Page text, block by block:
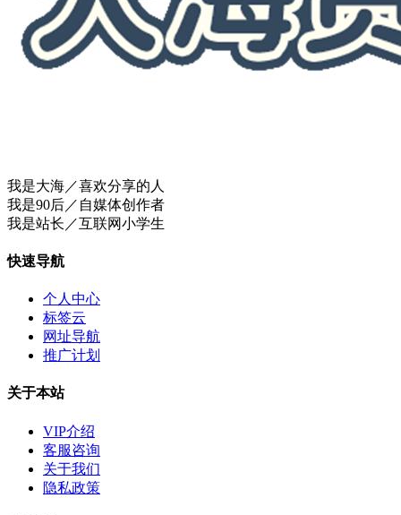
我是大海／喜欢分享的人
我是90后／自媒体创作者
我是站长／互联网小学生
快速导航
个人中心
标签云
网址导航
推广计划
关于本站
VIP介绍
客服咨询
关于我们
隐私政策